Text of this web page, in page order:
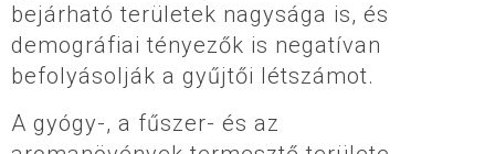
bejárható területek nagysága is, és
demográfiai tényezők is negatívan
befolyásolják a gyűjtői létszámot.
A gyógy-, a fűszer- és az